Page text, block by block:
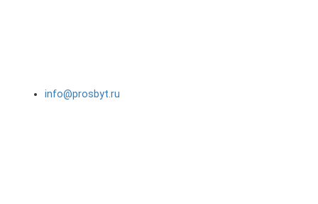
info@prosbyt.ru